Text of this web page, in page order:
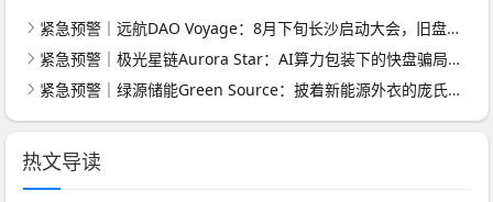
紧急预警｜远航DAO Voyage：8月下旬长沙启动大会，旧盘团队平移，RWA+大宗商品包装——又是庞氏滚盘的老剧本
紧急预警｜极光星链Aurora Star：AI算力包装下的快盘骗局，认购即入坑
紧急预警｜绿源储能Green Source：披着新能源外衣的庞氏传销盘，8月千人大会就是收割信号
热文导读